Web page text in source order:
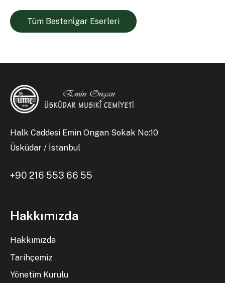
Tüm Besteni̇gar Eserleri
Halk Caddesi Emin Ongan Sokak No:10
Üsküdar / İstanbul
+90 216 553 66 55
Hakkımızda
Hakkımızda
Tarihçemiz
Yönetim Kurulu